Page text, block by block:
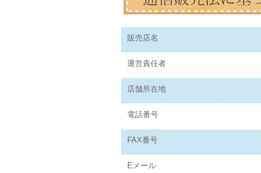
販売店名
運営責任者
店舗所在地
電話番号
FAX番号
Eメール